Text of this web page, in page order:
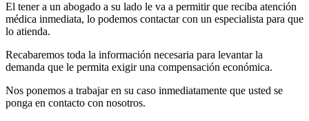
El tener a un abogado a su lado le va a permitir que reciba atención
médica inmediata, lo podemos contactar con un especialista para que
lo atienda.
Recabaremos toda la información necesaria para levantar la
demanda que le permita exigir una compensación económica.
Nos ponemos a trabajar en su caso inmediatamente que usted se
ponga en contacto con nosotros.